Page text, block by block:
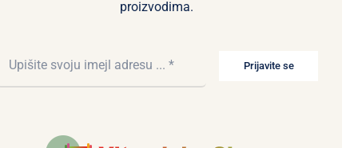
proizvodima.
Prijavite se